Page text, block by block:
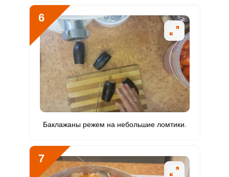
6
Баклажаны режем на небольшие ломтики.
7